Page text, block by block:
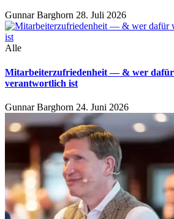
Gunnar Barghorn 28. Juli 2026
Alle
Mitarbeiterzufriedenheit — & wer
verantwortlich ist
Gunnar Barghorn 24. Juni 2026